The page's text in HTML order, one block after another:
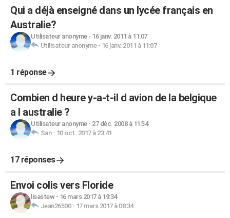
Qui a déjà enseigné dans un lycée français en
Australie?
Utilisateur anonyme- 16 janv. 2011 à 11:07
Utilisateur anonyme- 16 janv. 2011 à 11:07
1 réponse
Combien d heure y-a-t-il d avion de la belgique
a l australie ?
Utilisateur anonyme- 27 déc. 2008 à 11:54
San- 10 oct. 2017 à 23:41
17 réponses
Envoi colis vers Floride
lisastew- 16 mars 2017 à 19:34
Jean26500- 17 mars 2017 à 08:34